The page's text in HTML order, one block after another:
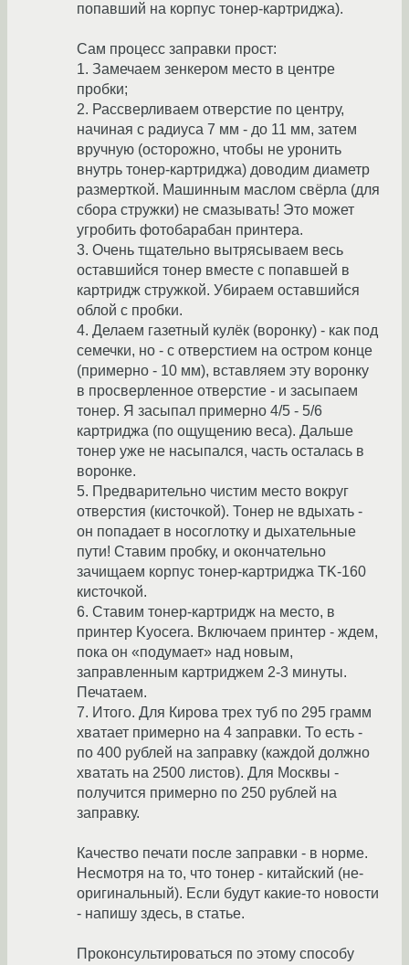
попавший на корпус тонер-картриджа).
Сам процесс заправки прост:
1. Замечаем зенкером место в центре
пробки;
2. Рассверливаем отверстие по центру,
начиная с радиуса 7 мм - до 11 мм, затем
вручную (осторожно, чтобы не уронить
внутрь тонер-картриджа) доводим диаметр
размерткой. Машинным маслом свёрла (для
сбора стружки) не смазывать! Это может
угробить фотобарабан принтера.
3. Очень тщательно вытрясываем весь
оставшийся тонер вместе с попавшей в
картридж стружкой. Убираем оставшийся
облой с пробки.
4. Делаем газетный кулёк (воронку) - как под
семечки, но - с отверстием на остром конце
(примерно - 10 мм), вставляем эту воронку
в просверленное отверстие - и засыпаем
тонер. Я засыпал примерно 4/5 - 5/6
картриджа (по ощущению веса). Дальше
тонер уже не насыпался, часть осталась в
воронке.
5. Предварительно чистим место вокруг
отверстия (кисточкой). Тонер не вдыхать -
он попадает в носоглотку и дыхательные
пути! Ставим пробку, и окончательно
зачищаем корпус тонер-картриджа TK-160
кисточкой.
6. Ставим тонер-картридж на место, в
принтер Kyocera. Включаем принтер - ждем,
пока он «подумает» над новым,
заправленным картриджем 2-3 минуты.
Печатаем.
7. Итого. Для Кирова трех туб по 295 грамм
хватает примерно на 4 заправки. То есть -
по 400 рублей на заправку (каждой должно
хватать на 2500 листов). Для Москвы -
получится примерно по 250 рублей на
заправку.
Качество печати после заправки - в норме.
Несмотря на то, что тонер - китайский (не-
оригинальный). Если будут какие-то новости
- напишу здесь, в статье.
Проконсультироваться по этому способу